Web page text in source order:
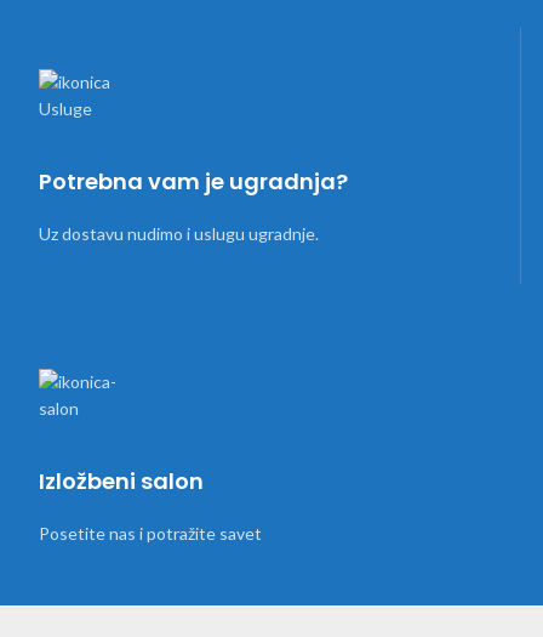
Potrebna vam je ugradnja?
Uz dostavu nudimo i uslugu ugradnje.
Izložbeni salon
Posetite nas i potražite savet